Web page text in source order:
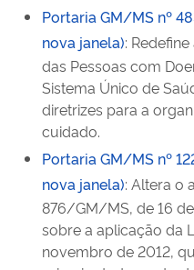
Portaria GM/MS nº
nova janela):
das Pessoas com
Sistema Único de
diretrizes para a
cuidado.
Portaria GM/MS nº
nova janela): Altera o
876/GM/MS, de 16
sobre a aplicação da
novembro de 2012,